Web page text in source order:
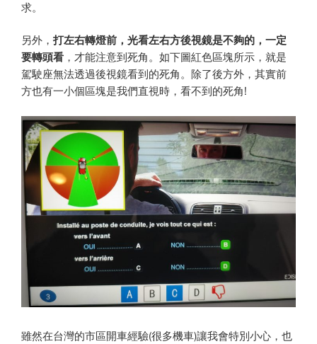
求。
另外， 打左右轉燈前，光看左右方後視鏡是不夠的，一定
要轉頭看 ，才能注意到死角。如下圖紅色區塊所示，就是
駕駛座無法透過後視鏡看到的死角。除了後方外，其實前
方也有一小個區塊是我們直視時，看不到的死角!
雖然在台灣的市區開車經驗(很多機車)讓我會特別小心，也